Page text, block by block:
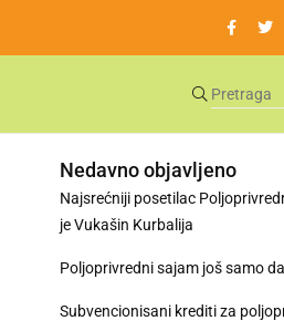
Nedavno objavljeno
Najsrećniji posetilac
je Vukašin Kurbalija
Poljoprivredni sajam još samo
Subvencionisani krediti za